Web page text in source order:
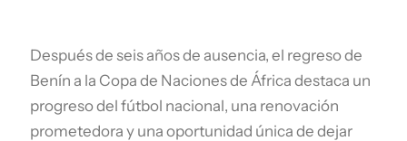
Después de seis años de ausencia, el regreso de
Benín a la Copa de Naciones de África destaca un
progreso del fútbol nacional, una renovación
prometedora y una oportunidad única de dejar